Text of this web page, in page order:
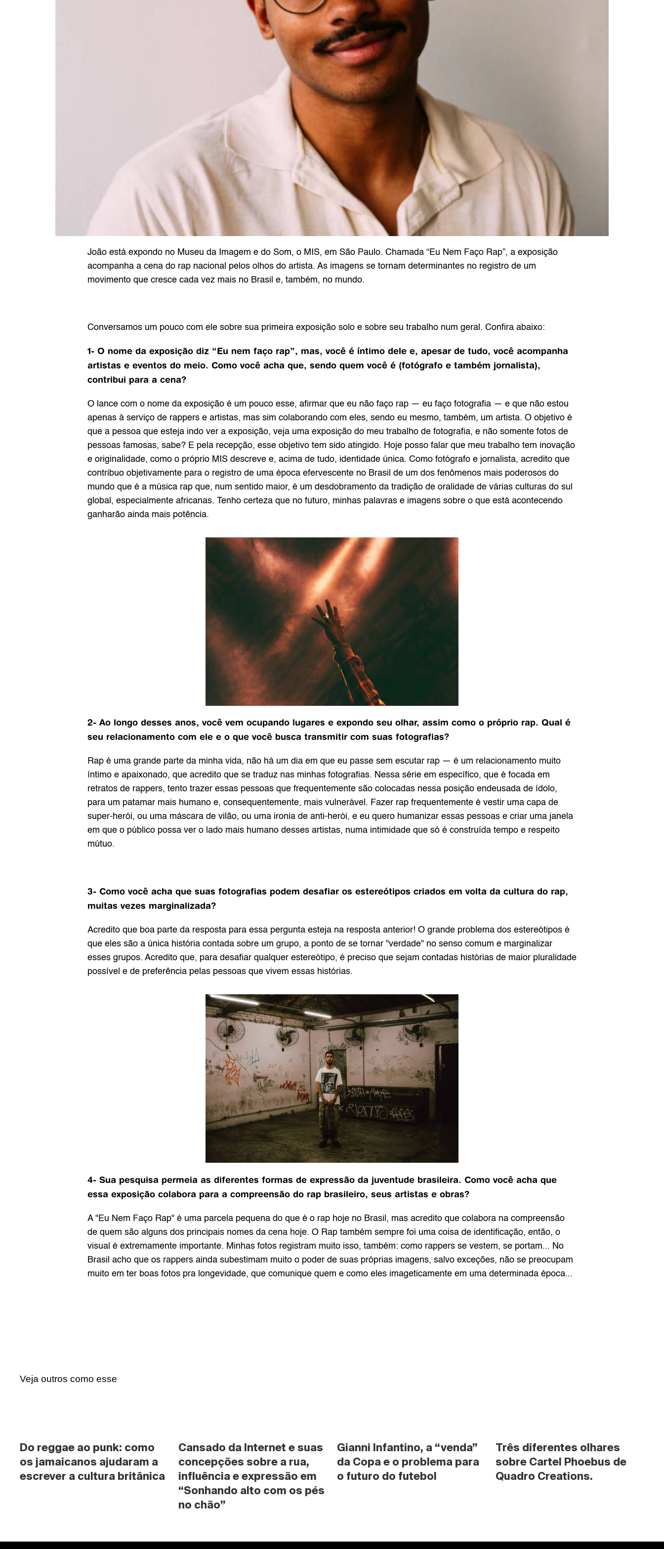
João está expondo no Museu da Imagem e do Som, o MIS, em São Paulo. Chamada “Eu Nem Faço Rap”, a exposição
acompanha a cena do rap nacional pelos olhos do artista. As imagens se tornam determinantes no registro de um
movimento que cresce cada vez mais no Brasil e, também, no mundo.
Conversamos um pouco com ele sobre sua primeira exposição solo e sobre seu trabalho num geral. Confira abaixo:
1- O nome da exposição diz “Eu nem faço rap”, mas, você é íntimo dele e, apesar de tudo, você acompanha
artistas e eventos do meio. Como você acha que, sendo quem você é (fotógrafo e também jornalista),
contribui para a cena?
O lance com o nome da exposição é um pouco esse, afirmar que eu não faço rap — eu faço fotografia — e que não estou
apenas à serviço de rappers e artistas, mas sim colaborando com eles, sendo eu mesmo, também, um artista. O objetivo é
que a pessoa que esteja indo ver a exposição, veja uma exposição do meu trabalho de fotografia, e não somente fotos de
pessoas famosas, sabe? E pela recepção, esse objetivo tem sido atingido. Hoje posso falar que meu trabalho tem inovação
e originalidade, como o próprio MIS descreve e, acima de tudo, identidade única. Como fotógrafo e jornalista, acredito que
contribuo objetivamente para o registro de uma época efervescente no Brasil de um dos fenômenos mais poderosos do
mundo que é a música rap que, num sentido maior, é um desdobramento da tradição de oralidade de várias culturas do sul
global, especialmente africanas. Tenho certeza que no futuro, minhas palavras e imagens sobre o que está acontecendo
ganharão ainda mais potência.
2- Ao longo desses anos, você vem ocupando lugares e expondo seu olhar, assim como o próprio rap. Qual é
seu relacionamento com ele e o que você busca transmitir com suas fotografias?
Rap é uma grande parte da minha vida, não há um dia em que eu passe sem escutar rap — é um relacionamento muito
íntimo e apaixonado, que acredito que se traduz nas minhas fotografias. Nessa série em específico, que é focada em
retratos de rappers, tento trazer essas pessoas que frequentemente são colocadas nessa posição endeusada de ídolo,
para um patamar mais humano e, consequentemente, mais vulnerável. Fazer rap frequentemente é vestir uma capa de
super-herói, ou uma máscara de vilão, ou uma ironia de anti-herói, e eu quero humanizar essas pessoas e criar uma janela
em que o público possa ver o lado mais humano desses artistas, numa intimidade que só é construída tempo e respeito
mútuo.
3- Como você acha que suas fotografias podem desafiar os estereótipos criados em volta da cultura do rap,
muitas vezes marginalizada?
Acredito que boa parte da resposta para essa pergunta esteja na resposta anterior! O grande problema dos estereótipos é
que eles são a única história contada sobre um grupo, a ponto de se tornar "verdade" no senso comum e marginalizar
esses grupos. Acredito que, para desafiar qualquer estereótipo, é preciso que sejam contadas histórias de maior pluralidade
possível e de preferência pelas pessoas que vivem essas histórias.
4- Sua pesquisa permeia as diferentes formas de expressão da juventude brasileira. Como você acha que
essa exposição colabora para a compreensão do rap brasileiro, seus artistas e obras?
A "Eu Nem Faço Rap" é uma parcela pequena do que é o rap hoje no Brasil, mas acredito que colabora na compreensão
de quem são alguns dos principais nomes da cena hoje. O Rap também sempre foi uma coisa de identificação, então, o
visual é extremamente importante. Minhas fotos registram muito isso, também: como rappers se vestem, se portam... No
Brasil acho que os rappers ainda subestimam muito o poder de suas próprias imagens, salvo exceções, não se preocupam
muito em ter boas fotos pra longevidade, que comunique quem e como eles imageticamente em uma determinada época...
Veja outros como esse
Do reggae ao punk: como
os jamaicanos ajudaram a
escrever a cultura britânica
Cansado da Internet e suas
concepções sobre a rua,
influência e expressão em
“Sonhando alto com os pés
no chão”
Gianni Infantino, a “venda”
da Copa e o problema para
o futuro do futebol
Três diferentes olhares
sobre Cartel Phoebus de
Quadro Creations.